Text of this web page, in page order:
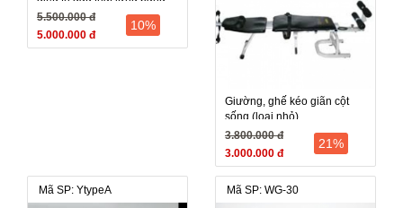
trọng lực tự thân
5.500.000 đ
5.000.000 đ
10%
Giường, ghế kéo giãn cột
sống (loại nhỏ)
3.800.000 đ
3.000.000 đ
21%
Mã SP: YtypeA Mã SP: WG-30